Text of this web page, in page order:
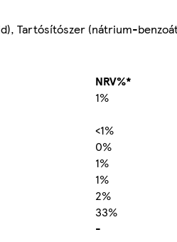
Tartósítószer (nátrium-
NRV%*
1%
<1%
0%
1%
1%
2%
33%
-